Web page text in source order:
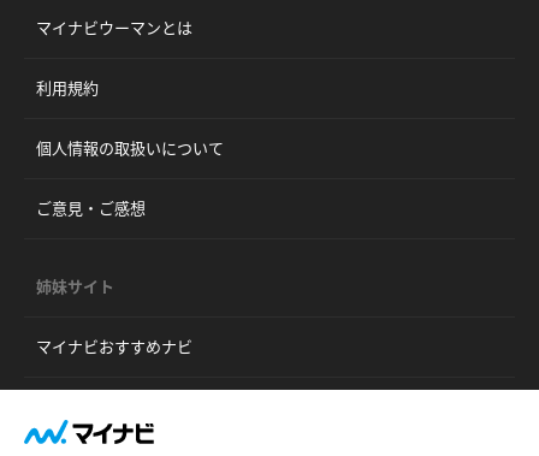
マイナビウーマンとは
利用規約
個人情報の取扱いについて
ご意見・ご感想
姉妹サイト
マイナビおすすめナビ